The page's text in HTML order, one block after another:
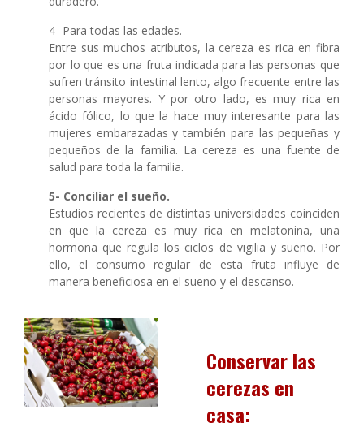
4- Para todas las edades.
Entre sus muchos atributos, la cereza es rica en fibra
por lo que es una fruta indicada para las personas que
sufren tránsito intestinal lento, algo frecuente entre las
personas mayores. Y por otro lado, es muy rica en
ácido fólico, lo que la hace muy interesante para las
mujeres embarazadas y también para las pequeñas y
pequeños de la familia. La cereza es una fuente de
salud para toda la familia.
5- Conciliar el sueño.
Estudios recientes de distintas universidades coinciden
en que la cereza es muy rica en melatonina, una
hormona que regula los ciclos de vigilia y sueño. Por
ello, el consumo regular de esta fruta influye de
manera beneficiosa en el sueño y el descanso.
Conservar las
cerezas en
casa: